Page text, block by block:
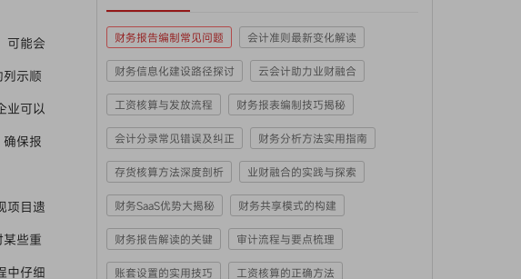
可能会
示顺
业可以
保报
项目遗
些重
中仔细
财务报告编制常见问题 会计准则最新变化解读
财务信息化建设路径探讨 云会计助力业财融合
工资核算与发放流程 财务报表编制技巧揭秘
会计分录常见错误及纠正 财务分析方法实用指南
存货核算方法深度剖析 业财融合的实践与探索
财务SaaS优势大揭秘 财务共享模式的构建
财务报告解读的关键 审计流程与要点梳理
账套设置的实用技巧 工资核算的正确方法